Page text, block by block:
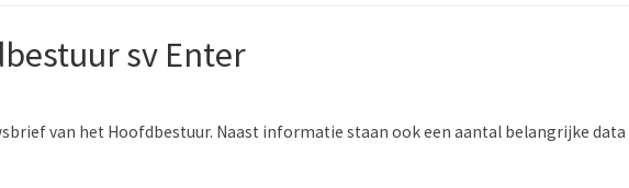
sv Enter
van het Hoofdbestuur. Naast informatie staan ook een aantal belangrijke